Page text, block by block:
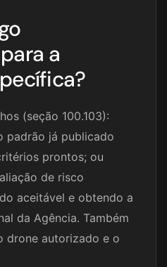
a
(seção 100.103):
padrão já publicado
prontos; ou
de risco
aceitável e obtendo a
da Agência. Também
drone autorizado e o